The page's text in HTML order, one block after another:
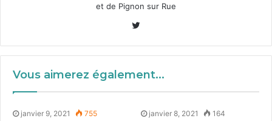
et de Pignon sur Rue
Vous aimerez également...
janvier 9, 2021 755 janvier 8, 2021 164